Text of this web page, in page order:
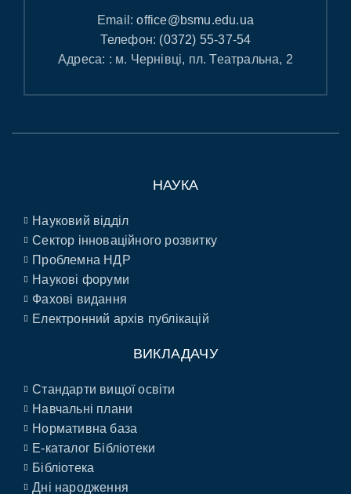
Email:office@bsmu.edu.ua
Телефон: (0372) 55-37-54
Адреса: : м. Чернівці, пл. Театральна, 2
НАУКА
Науковий відділ
Сектор інноваційного розвитку
Проблемна НДР
Наукові форуми
Фахові видання
Електронний архів публікацій
ВИКЛАДАЧУ
Стандарти вищої освіти
Навчальні плани
Нормативна база
E-каталог Бібліотеки
Бібліотека
Дні народження